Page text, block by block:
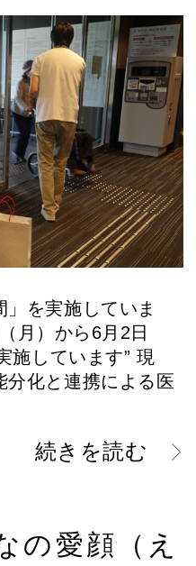
を実施していま
月）から6月2日
施しています” 現
分化と連携による医
続きを読む
の愛顔（え